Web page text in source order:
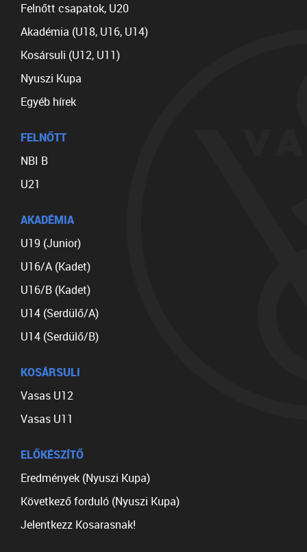
Felnőtt csapatok, U20
Akadémia (U18, U16, U14)
Kosársuli (U12, U11)
Nyuszi Kupa
Egyéb hírek
FELNŐTT
NBI B
U21
AKADÉMIA
U19 (Junior)
U16/A (Kadet)
U16/B (Kadet)
U14 (Serdülő/A)
U14 (Serdülő/B)
KOSÁRSULI
Vasas U12
Vasas U11
ELŐKÉSZÍTŐ
Eredmények (Nyuszi Kupa)
Következő forduló (Nyuszi Kupa)
Jelentkezz Kosarasnak!